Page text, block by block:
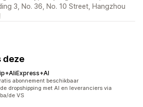
3, No. 36, No. 10 Street, Hangzhou
deze
totaal
abonnement beschikbaar
dropshipping met AI en leveranciers via
de VS